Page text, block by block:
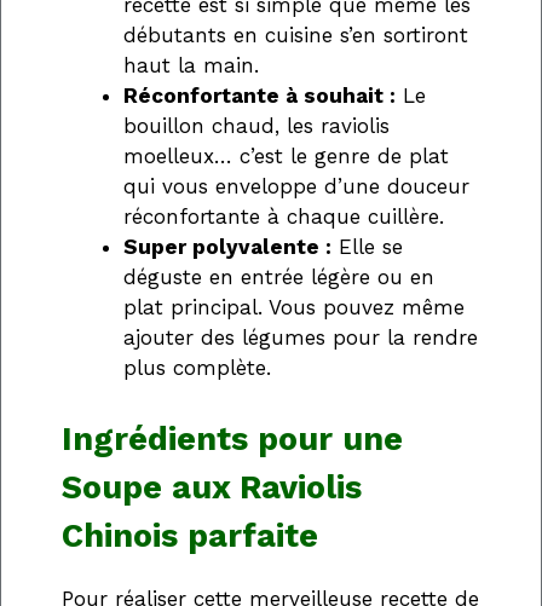
recette est si simple que même les
débutants en cuisine s’en sortiront
haut la main.
Réconfortante à souhait : Le
bouillon chaud, les raviolis
moelleux… c’est le genre de plat
qui vous enveloppe d’une douceur
réconfortante à chaque cuillère.
Super polyvalente : Elle se
déguste en entrée légère ou en
plat principal. Vous pouvez même
ajouter des légumes pour la rendre
plus complète.
Ingrédients pour une
Soupe aux Raviolis
Chinois parfaite
Pour réaliser cette merveilleuse recette de